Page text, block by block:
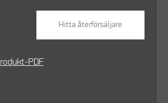
Hitta återförsäljare
PDF